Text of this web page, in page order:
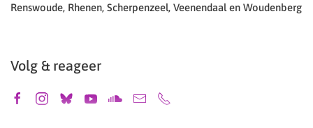
Renswoude, Rhenen, Scherpenzeel, Veenendaal en Woudenberg
Volg & reageer